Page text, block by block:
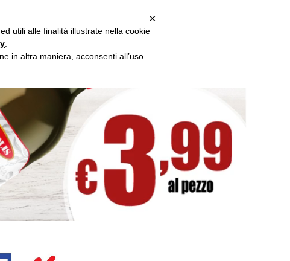
×
utili alle finalità illustrate nella cookie
in altra maniera, acconsenti all’uso